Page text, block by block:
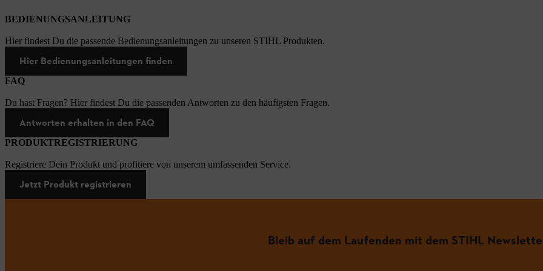
BEDIENUNGSANLEITUNG
Hier findest Du die passende Bedienungsanleitungen zu unseren STIHL Produkten.
Hier Bedienungsanleitungen finden
FAQ
Du hast Fragen? Hier findest Du die passenden Antworten zu den häufigsten Fragen.
Antworten erhalten in den FAQ
PRODUKTREGISTRIERUNG
Registriere Dein Produkt und profitiere von unserem umfassenden Service.
Jetzt Produkt registrieren
Bleib auf dem Laufenden mit dem STIHL